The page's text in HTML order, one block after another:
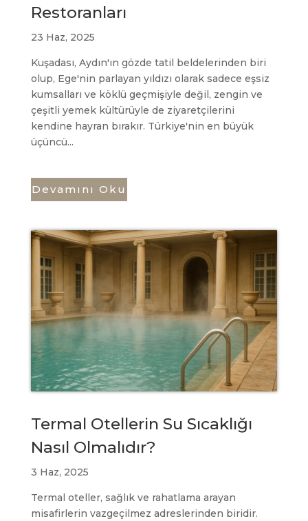
Restoranları
23 Haz, 2025
Kuşadası, Aydın'ın gözde tatil beldelerinden biri
olup, Ege'nin parlayan yıldızı olarak sadece eşsiz
kumsalları ve köklü geçmişiyle değil, zengin ve
çeşitli yemek kültürüyle de ziyaretçilerini
kendine hayran bırakır. Türkiye'nin en büyük
üçüncü...
Devamını Oku
Termal Otellerin Su Sıcaklığı
Nasıl Olmalıdır?
3 Haz, 2025
Termal oteller, sağlık ve rahatlama arayan
misafirlerin vazgeçilmez adreslerinden biridir.